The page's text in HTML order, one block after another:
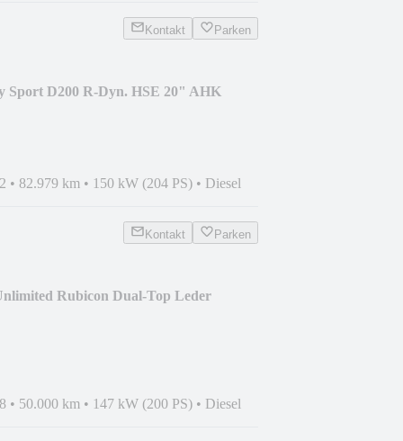
Kontakt Parken
Sport D200 R-Dyn. HSE 20" AHK
• 82.979 km • 150 kW (204 PS) • Diesel
Kontakt Parken
Rubicon Dual-Top Leder
• 50.000 km • 147 kW (200 PS) • Diesel